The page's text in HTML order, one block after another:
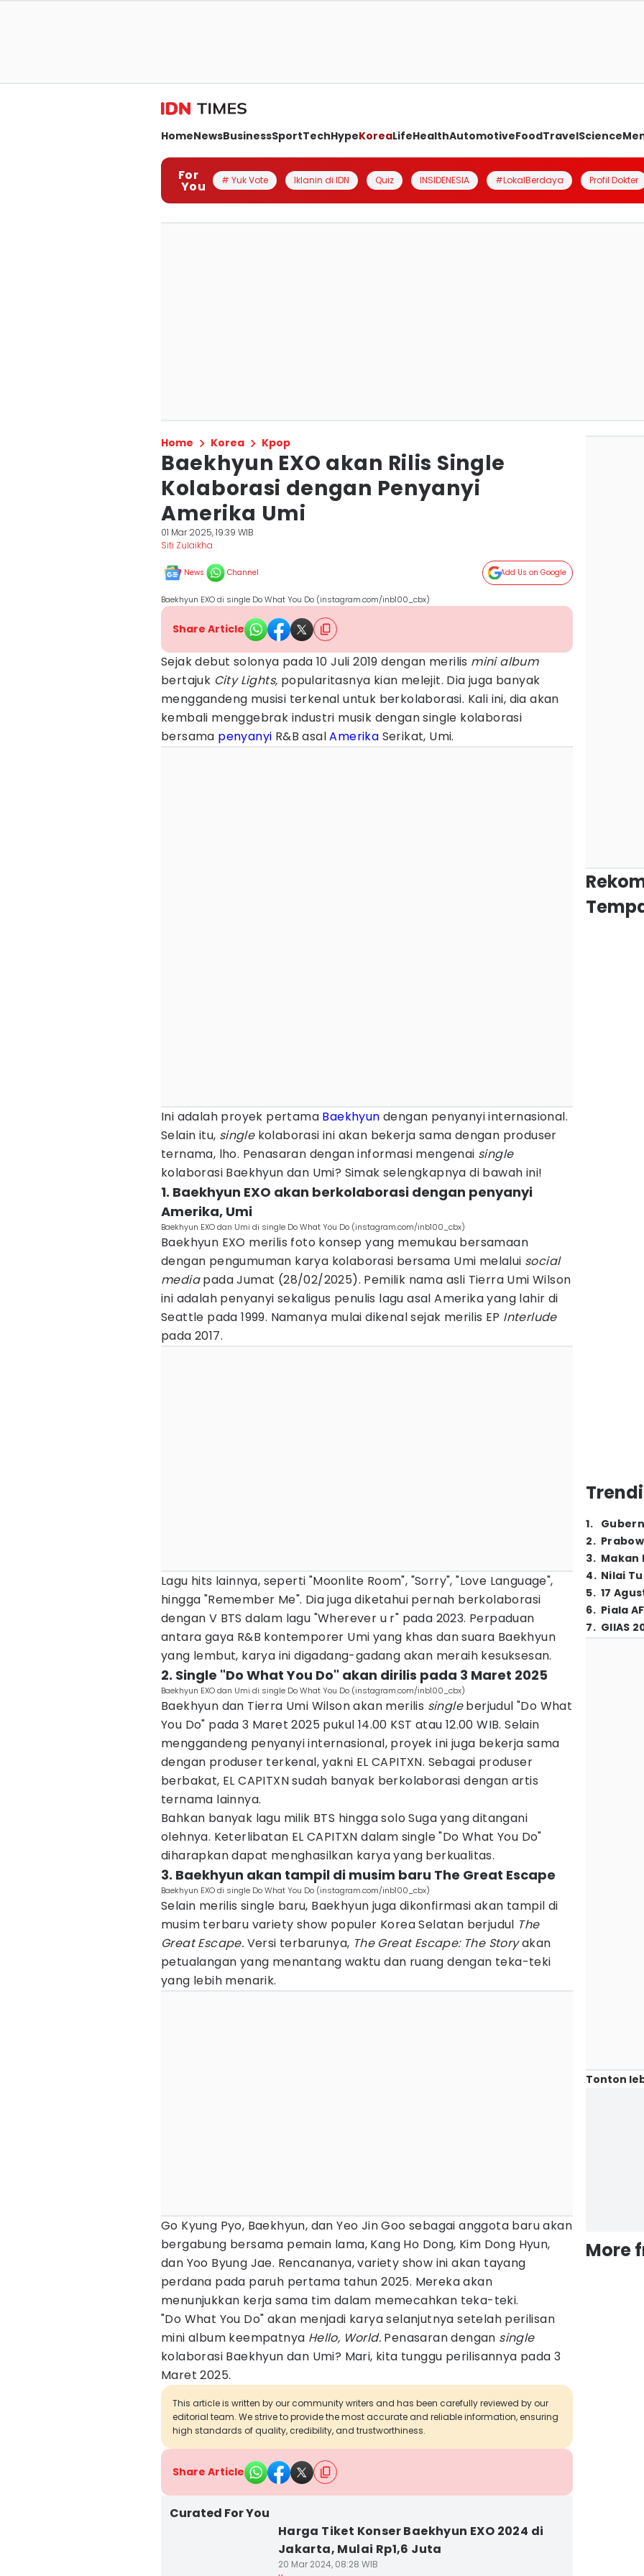
HomeNewsBusinessSportTechHypeKoreaLifeHealthAutomotiveFoodTravelScience
For
You # Yuk Vote Iklanin di IDN Quiz INSIDENESIA #LokalBerdaya Profil Dokter
Home Korea Kpop
Baekhyun EXO akan Rilis Single
Kolaborasi dengan Penyanyi
Amerika Umi
01 Mar 2025, 19:39 WIB
Siti Zulaikha
News Channel Add Us on Google
Baekhyun EXO di single Do What You Do (instagram.com/inb100_cbx)
Share Article
Sejak debut solonya pada 10 Juli 2019 dengan merilis mini album
bertajuk City Lights, popularitasnya kian melejit. Dia juga banyak
menggandeng musisi terkenal untuk berkolaborasi. Kali ini, dia akan
kembali menggebrak industri musik dengan single kolaborasi
bersama penyanyi R&B asalAmerika Serikat, Umi.
Ini adalah proyek pertama Baekhyun dengan penyanyi internasional.
Selain itu, singlekolaborasi ini akan bekerja sama dengan produser
ternama, lho. Penasaran dengan informasi mengenai single
kolaborasi Baekhyun dan Umi? Simak selengkapnya di bawah ini!
1. Baekhyun EXO akan berkolaborasi dengan penyanyi
Amerika, Umi
Baekhyun EXO dan Umi di single Do What You Do (instagram.com/inb100_cbx)
Baekhyun EXO merilis foto konsep yang memukau bersamaan
dengan pengumuman karya kolaborasi bersama Umi melalui social
mediapada Jumat (28/02/2025). Pemilik nama asli Tierra Umi Wilson
ini adalah penyanyi sekaligus penulis lagu asal Amerika yang lahir di
Seattle pada 1999. Namanya mulai dikenal sejak merilis EP Interlude
pada 2017.
Lagu hits lainnya, seperti "Moonlite Room", "Sorry", "Love Language",
hingga "Remember Me". Dia juga diketahui pernah berkolaborasi
dengan V BTS dalam lagu "Wherever u r" pada 2023. Perpaduan
antara gaya R&B kontemporer Umi yang khas dan suara Baekhyun
yang lembut, karya ini digadang-gadang akan meraih kesuksesan.
2. Single "Do What You Do" akan dirilis pada 3 Maret 2025
Baekhyun EXO dan Umi di single Do What You Do (instagram.com/inb100_cbx)
Baekhyun dan Tierra Umi Wilson akan merilis singleberjudul "Do What
You Do" pada 3 Maret 2025 pukul 14.00 KST atau 12.00 WIB. Selain
menggandeng penyanyi internasional, proyek ini juga bekerja sama
dengan produser terkenal, yakni EL CAPITXN. Sebagai produser
berbakat, EL CAPITXN sudah banyak berkolaborasi dengan artis
ternama lainnya.
Bahkan banyak lagu milik BTS hingga solo Suga yang ditangani
olehnya. Keterlibatan EL CAPITXN dalam single "Do What You Do"
diharapkan dapat menghasilkan karya yang berkualitas.
3. Baekhyun akan tampil di musim baru The Great Escape
Baekhyun EXO di single Do What You Do (instagram.com/inb100_cbx)
Selain merilis single baru, Baekhyun juga dikonfirmasi akan tampil di
musim terbaru variety show populer Korea Selatan berjudul The
Great Escape. Versi terbarunya, The Great Escape: The Storyakan
petualangan yang menantang waktu dan ruang dengan teka-teki
yang lebih menarik.
Go Kyung Pyo, Baekhyun, dan Yeo Jin Goo sebagai anggota baru akan
bergabung bersama pemain lama, Kang Ho Dong, Kim Dong Hyun,
dan Yoo Byung Jae. Rencananya, variety show ini akan tayang
perdana pada paruh pertama tahun 2025. Mereka akan
menunjukkan kerja sama tim dalam memecahkan teka-teki.
"Do What You Do" akan menjadi karya selanjutnya setelah perilisan
mini album keempatnya Hello, World. Penasaran dengan single
kolaborasi Baekhyun dan Umi? Mari, kita tunggu perilisannya pada 3
Maret 2025.
This article is written by our community writers and has been carefully reviewed by our
editorial team. We strive to provide the most accurate and reliable information, ensuring
high standards of quality, credibility, and trustworthiness.
Share Article
Curated For You
Harga Tiket Konser Baekhyun EXO 2024 di
Jakarta, Mulai Rp1,6 Juta
20 Mar 2024, 08:28 WIB
1.
2.
3. Makan
4. Nilai
5. 17
6. Piala
7. GIIAS
Tonton
More